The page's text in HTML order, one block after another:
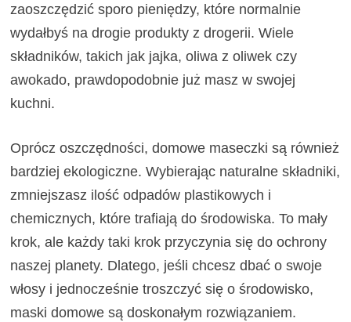
zaoszczędzić sporo pieniędzy, które normalnie
wydałbyś na drogie produkty z drogerii. Wiele
składników, takich jak jajka, oliwa z oliwek czy
awokado, prawdopodobnie już masz w swojej
kuchni.
Oprócz oszczędności, domowe maseczki są również
bardziej ekologiczne. Wybierając naturalne składniki,
zmniejszasz ilość odpadów plastikowych i
chemicznych, które trafiają do środowiska. To mały
krok, ale każdy taki krok przyczynia się do ochrony
naszej planety. Dlatego, jeśli chcesz dbać o swoje
włosy i jednocześnie troszczyć się o środowisko,
maski domowe są doskonałym rozwiązaniem.